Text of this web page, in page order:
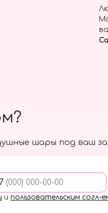
шары под ваш
и пользовательским согл-